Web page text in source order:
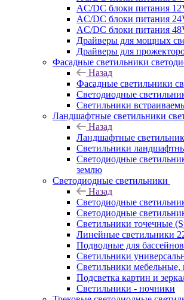
AC/DC блоки питания
AC/DC блоки питания
AC/DC блоки питания
Драйверы для мощных
Драйверы для
Фасадные светильники
Назад
Фасадные светильники
Светодиодные
Светильники
Ландшафтные светильники
Назад
Ландшафтные
Светильники
Светодиодные
землю
Светодиодные светильники
Назад
Светодиодные
Светодиодные
Светильники точечные
Линейные светильники
Подводные для
Светильники
Светильники мебельные,
Подсветка картин и
Светильники - ночники